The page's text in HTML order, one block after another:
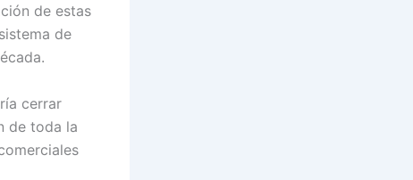
de estas
de
cerrar
de toda la